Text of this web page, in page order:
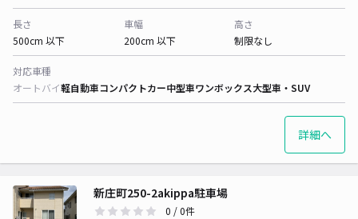
長さ
500cm 以下
車幅
200cm 以下
高さ
制限なし
対応車種
オートバイ軽自動車コンパクトカー中型車ワンボックス大型車・SUV
詳細へ
新庄町250-2akippa駐車場
0 / 0件